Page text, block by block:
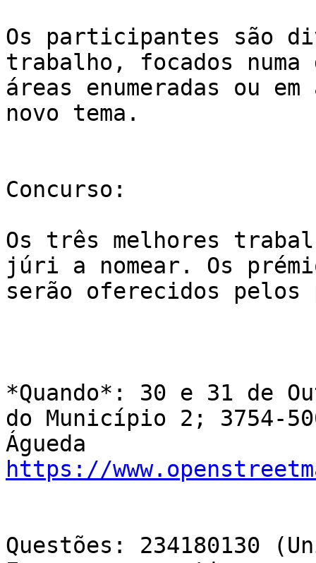
Os participantes são
trabalho, focados numa
áreas enumeradas ou
novo tema.
Concurso:
Os três melhores
júri a nomear. Os
serão oferecidos pelos
*Quando*: 30 e 31 de
do Município 2; 3754-
https://
Questões: 234180130